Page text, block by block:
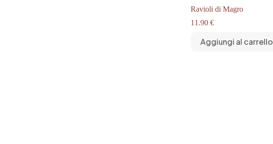
Ravioli di Magro
11.90 €
Aggiungi al carrello